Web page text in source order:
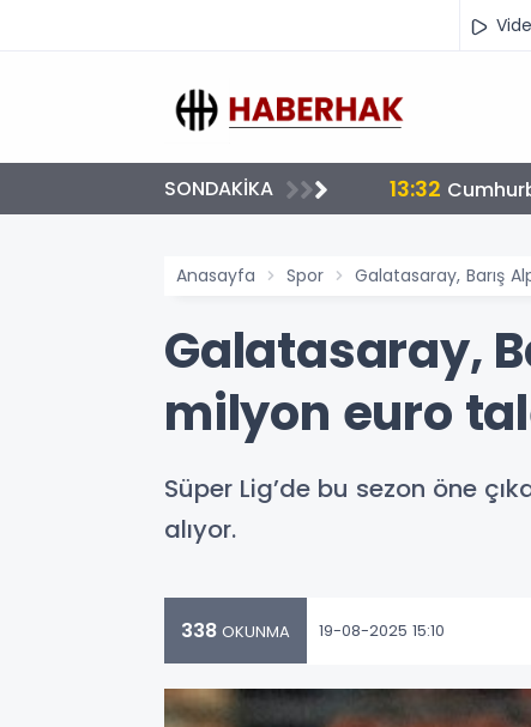
SONDAKİKA 17:16
Anasayfa Spor Galatasaray, Barış
Galatasaray,
milyon euro
Süper Lig’de bu sezon öne
alıyor.
338 OKUNMA 19-08-2025 15:10